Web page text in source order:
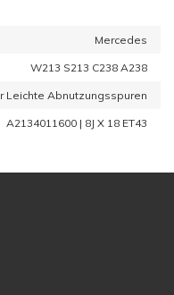
Mercedes
W213 S213 C238 A238
Leichte Abnutzungsspuren
A2134011600 | 8J X 18 ET43